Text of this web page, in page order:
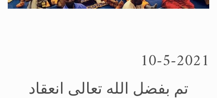
10-5-2021
تم بفضل الله تعالى انعقاد